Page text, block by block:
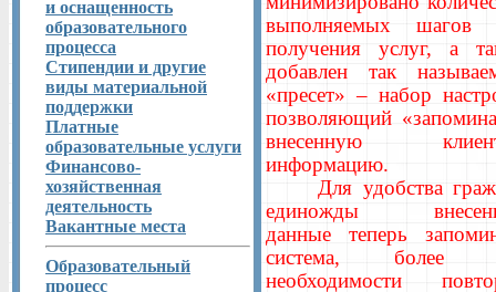
и оснащенность
образовательного
процесса
Стипендии и другие
виды материальной
поддержки
Платные
образовательные услуги
Финансово-
хозяйственная
деятельность
Вакантные места
Образовательный
процесс
выполняемых шагов
получения услуг, а
добавлен так
«пресет» – набор
позволяющий
внесенную
информацию.
Для удобства
единожды
данные теперь
система, более
необходимости